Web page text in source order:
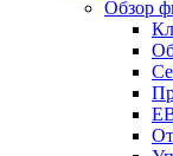
Обзор